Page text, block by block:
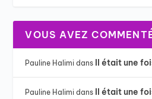
VOUS AVEZ
Pauline Halimi dans Il était une
Pauline Halimi dans Il était une